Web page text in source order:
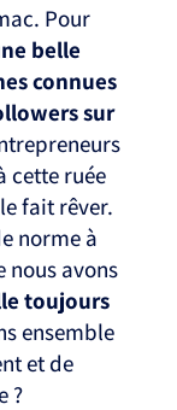
Pour
belle
connues
sur
cette ruée
fait rêver.
norme à
avons
toujours
ensemble
et de
?